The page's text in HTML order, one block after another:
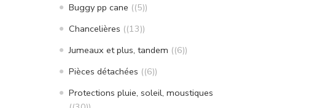
Buggy pp cane (5)
Chancelières (13)
Jumeaux et plus, tandem (6)
Pièces détachées (6)
Protections pluie, soleil, moustiques